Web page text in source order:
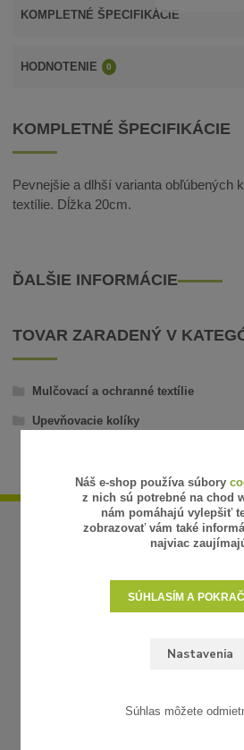
KOMPLETNÉ ŠPECIFIKÁCIE
HODNOTENIE 0
KOMPLETNÉ ŠPECIFIKÁCIE
Pevnejšie a dlhší varianta obľúbených
textílie. Dĺžka 20cm.
ĎALŠIE INFORMÁCIE
TOVAR ZARADENÝ V
Mulčovací a ochranné textílie
Upevňovacie kolíky
UŽITOČNÉ
Náš e-shop používa súbory
z nich sú potrebné na chod
nám pomáhajú vylepšiť
zobrazovať vám také
najviac
Nastavenia
SÚHLASÍM A
Súhlas môžete